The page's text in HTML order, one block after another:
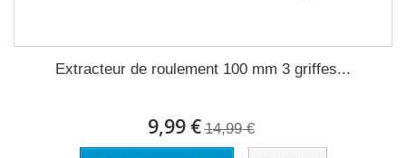
Extracteur de roulement 100 mm 3 griffes...
9,99 € 14,99 €